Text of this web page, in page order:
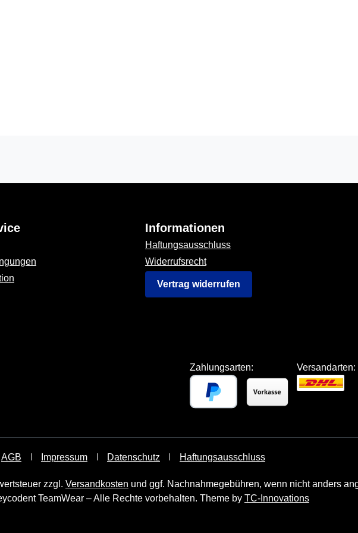
Informationen
Haftungsausschluss
Widerrufsrecht
Vertrag widerrufen
Zahlungsarten: Versandarten:
AGB Impressum Datenschutz Haftungsausschluss
zzgl. Versandkosten und ggf. Nachnahmegebühren, wenn nicht anders
TeamWear – Alle Rechte vorbehalten. Theme by TC-Innovations